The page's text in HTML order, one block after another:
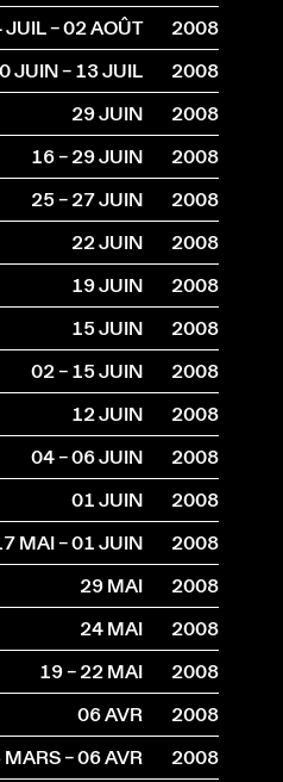
JUIL – 02 AOÛT
2008
JUIN – 13 JUIL
2008
29 JUIN
2008
16 – 29 JUIN
2008
25 – 27 JUIN
2008
22 JUIN
2008
19 JUIN
2008
15 JUIN
2008
02 – 15 JUIN
2008
12 JUIN
2008
04 – 06 JUIN
2008
01 JUIN
2008
MAI – 01 JUIN
2008
29 MAI
2008
24 MAI
2008
19 – 22 MAI
2008
06 AVR
2008
– 06 AVR
2008